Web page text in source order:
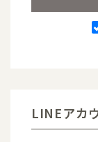
LINEアカ